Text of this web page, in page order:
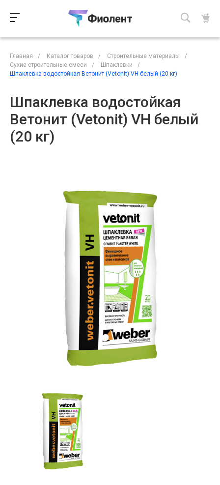
Главная / Каталог товаров / Строительные материалы
/
Сухие строительные смеси
/ Шпаклевки
/
Шпаклевка водостойкая Ветонит (Vetonit) VH белый (20 кг)
Шпаклевка водостойкая
Ветонит (Vetonit) VH белый
(20 кг)